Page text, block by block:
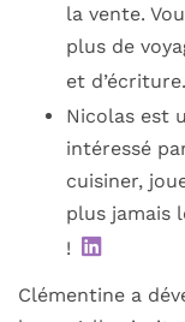
la vente.
plus de
et d’écriture.
Nicolas est
intéressé
cuisiner,
plus jamais
!
Clémentine a